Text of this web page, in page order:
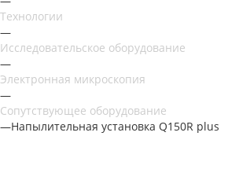
Технологии
—
Исследовательское оборудование
—
Электронная микроскопия
—
Сопутствующее оборудование
—Напылительная установка Q150R plus